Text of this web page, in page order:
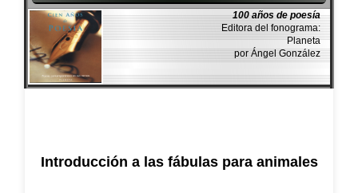
100 años de poesía
Editora del fonograma:
Planeta
por Ángel González
Introducción a las fábulas para animales